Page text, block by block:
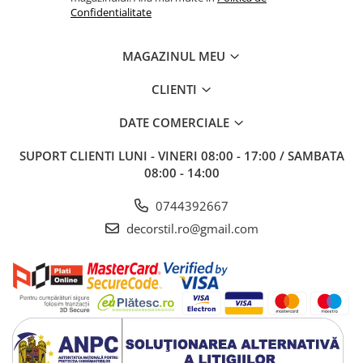
Confidentialitate
MAGAZINUL MEU
CLIENTI
DATE COMERCIALE
SUPORT CLIENTI LUNI - VINERI 08:00 - 17:00 / SAMBATA
08:00 - 14:00
0744392667
decorstil.ro@gmail.com